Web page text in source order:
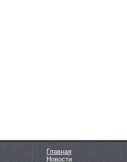
Главная
Новости